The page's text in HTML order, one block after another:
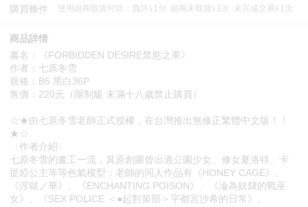
購買條件 使用超商取貨付款：負評≦1分 超商未取貨≦1次 未完成交易≦1次
商品詳情
書名：《FORBIDDEN DESIRE禁慾之果》
作者：七原冬雪
規格：B5 黑白36P
售價：220元（限制級 未滿十八歲禁止購買）
☆★由七原冬雪老師正式授權，在台灣推出無修正繁體中文版！！
★☆
〈作者介紹〉
七原冬雪的畫工一流，其原創圖曾出過公園少女、修女夏洛特、卡
提婭公主等等色氣模型；老師的同人作品有《HONEY CAGE》、
《淫獄ノ華》、《ENCHANTING POISON》、《淪為奴隸的戰巫
女》、《SEX POLICE ＜●起對策部＞宇都宮沙希的日常》。